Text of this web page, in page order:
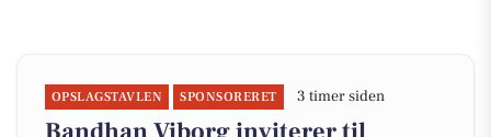
OPSLAGSTAVLEN SPONSORERET 3 timer siden